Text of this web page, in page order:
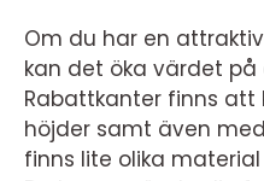
Om du har en
kan det öka värdet
Rabattkanter finns att
höjder samt även
finns lite olika